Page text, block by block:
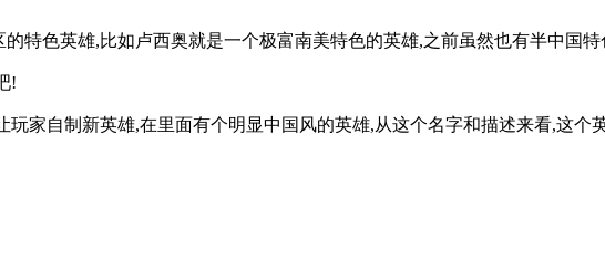
特色英雄,比如卢西奥就是一个极富南美特色的英雄,之前虽然也有半中国
!
家自制新英雄,在里面有个明显中国风的英雄,从这个名字和描述来看,这个